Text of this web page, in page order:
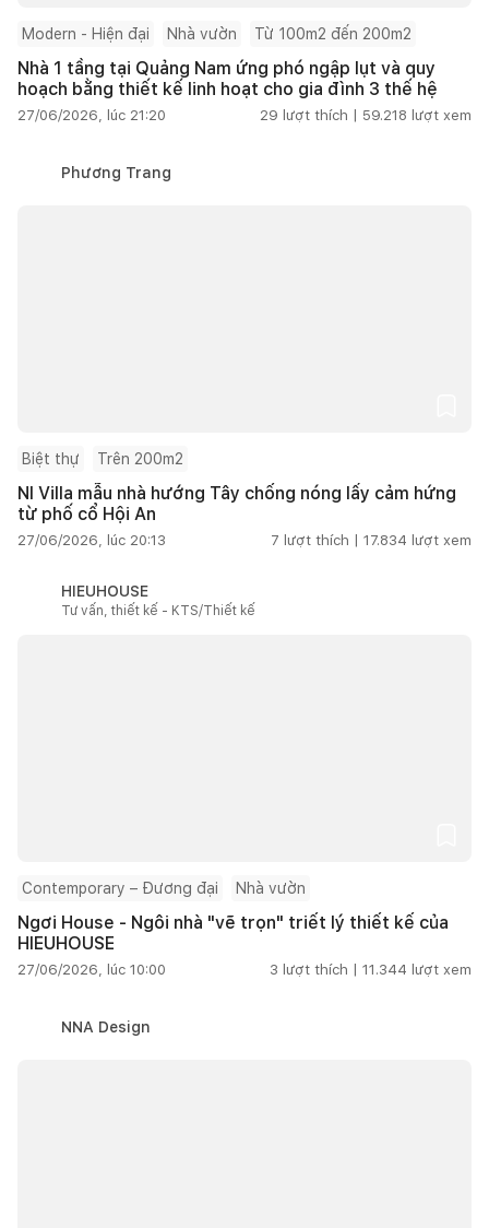
Modern - Hiện đại Nhà vườn Từ 100m2 đến 200m2
Nhà 1 tầng tại Quảng Nam ứng phó ngập lụt và quy
hoạch bằng thiết kế linh hoạt cho gia đình 3 thế hệ
27/06/2026, lúc 21:20 29 lượt thích | 59.218 lượt xem
Phương Trang
Biệt thự Trên 200m2
NI Villa mẫu nhà hướng Tây chống nóng lấy cảm hứng
từ phố cổ Hội An
27/06/2026, lúc 20:13 7 lượt thích | 17.834 lượt xem
HIEUHOUSE
Tư vấn, thiết kế - KTS/Thiết kế
Contemporary – Đương đại Nhà vườn
Ngơi House - Ngôi nhà "vẽ trọn" triết lý thiết kế của
HIEUHOUSE
27/06/2026, lúc 10:00 3 lượt thích | 11.344 lượt xem
NNA Design